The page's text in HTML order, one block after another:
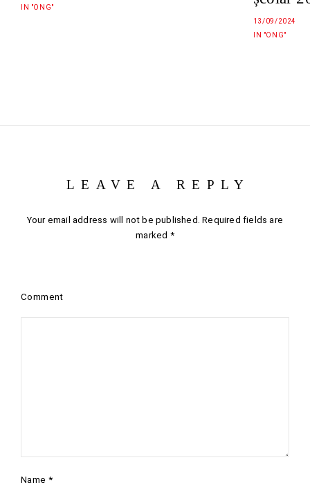
IN "ONG"
13/09/2024
IN "ONG"
LEAVE A REPLY
Your email address will not be published. Required fields are
marked *
Comment
Name *